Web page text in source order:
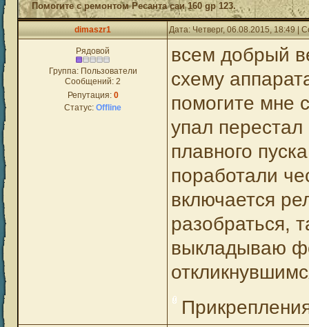
Помогите с ремонтом Ресанта саи 160 gp 123.
dimaszr1 Дата: Четверг, 06.08.2015, 18:49 |
Рядовой
Группа: Пользователи
Сообщений: 2
Репутация: 0
Статус: Offline
всем добрый
схему
помогите мне
упал перестал
плавного
поработали
включается
разобраться,
выкладываю